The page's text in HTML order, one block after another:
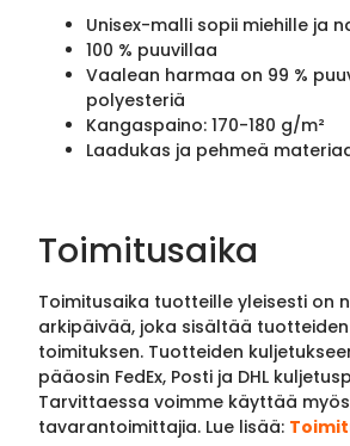
Unisex-malli sopii miehille ja
100 % puuvillaa
Vaalean harmaa on 99 %
polyesteriä
Kangaspaino: 170-180 g/m²
Laadukas ja pehmeä
Toimitusaika
Toimitusaika tuotteille yleisesti on
arkipäivää, joka sisältää
toimituksen. Tuotteiden
pääosin FedEx, Posti ja DHL
Tarvittaessa voimme käyttää
tavarantoimittajia. Lue lisää: